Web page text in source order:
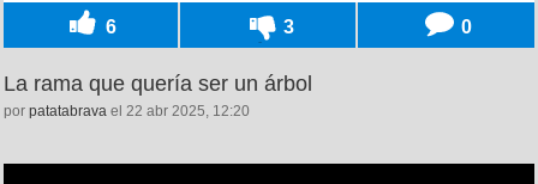
6 3 0
La rama que quería ser un árbol
por patatabrava el 22 abr 2025, 12:20